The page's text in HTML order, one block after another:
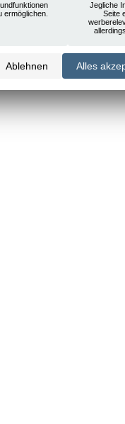
ermöglichen.
Jegliche
Seite
Ablehnen Alles